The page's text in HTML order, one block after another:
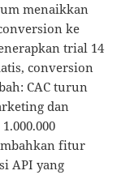
menaikkan
ke
trial 14
conversion
CAC turun
dan
fitur
API yang